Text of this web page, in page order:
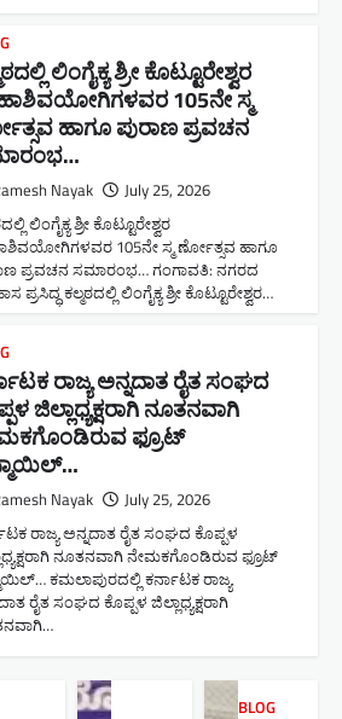
ಲಿಂಗೈಕ್ಯ ಶ್ರೀ ಕೊಟ್ಟೂರೇಶ್ವರ
105ನೇ ಸ್ಮ
ಹಾಗೂ ಪುರಾಣ ಪ್ರವಚನ
Nayak July 25, 2026
ಲಿಂಗೈಕ್ಯ ಶ್ರೀ ಕೊಟ್ಟೂರೇಶ್ವರ
105ನೇ ಸ್ಮ ರ್ಣೋತ್ಸವ ಹಾಗೂ
ಪ್ರವಚನ ಸಮಾರಂಭ​… ಗಂಗಾವತಿ: ನಗರದ
ಪ್ರಸಿದ್ಧ ಕಲ್ಮಠದಲ್ಲಿ ಲಿಂಗೈಕ್ಯ ಶ್ರೀ ಕೊಟ್ಟೂರೇಶ್ವರ…
ರಾಜ್ಯ ಅನ್ನದಾತ ರೈತ ಸಂಘದ
ಜಿಲ್ಲಾಧ್ಯಕ್ಷರಾಗಿ ನೂತನವಾಗಿ
ಫ್ರೂಟ್
Nayak July 25, 2026
ರಾಜ್ಯ ಅನ್ನದಾತ ರೈತ ಸಂಘದ ಕೊಪ್ಪಳ
ನೂತನವಾಗಿ ನೇಮಕಗೊಂಡಿರುವ ಫ್ರೂಟ್
ಕಮಲಾಪುರದಲ್ಲಿ ಕರ್ನಾಟಕ ರಾಜ್ಯ
ರೈತ ಸಂಘದ ಕೊಪ್ಪಳ ಜಿಲ್ಲಾಧ್ಯಕ್ಷರಾಗಿ
BLOG